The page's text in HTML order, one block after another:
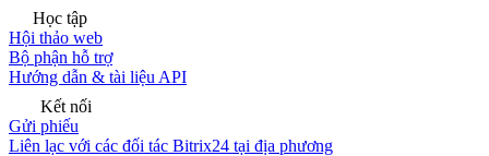
Học tập
Hội thảo web
Bộ phận hỗ trợ
Hướng dẫn & tài liệu API
Kết nối
Gửi phiếu
Liên lạc với các đối tác Bitrix24 tại địa phương